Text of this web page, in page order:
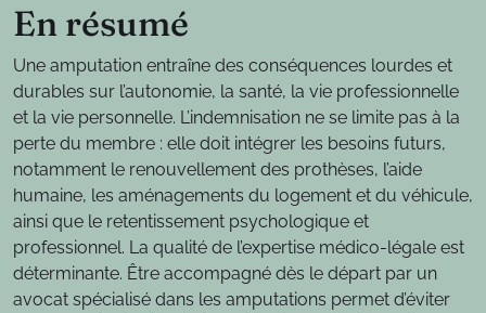
En résumé
Une amputation entraîne des conséquences lourdes et
durables sur l’autonomie, la santé, la vie professionnelle
et la vie personnelle. L’indemnisation ne se limite pas à la
perte du membre : elle doit intégrer les besoins futurs,
notamment le renouvellement des prothèses, l’aide
humaine, les aménagements du logement et du véhicule,
ainsi que le retentissement psychologique et
professionnel. La qualité de l’expertise médico-légale est
déterminante. Être accompagné dès le départ par un
avocat spécialisé dans les amputations permet d’éviter